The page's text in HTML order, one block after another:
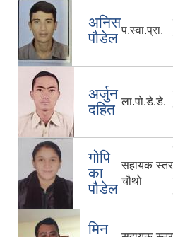
अनिस
पौडेल प.स्वा.प्रा.
अर्जुन
दहित ला.पो.डे.डे.
गोपि
का
पौडेल
सहायक स्तर
चौथाे
मिन